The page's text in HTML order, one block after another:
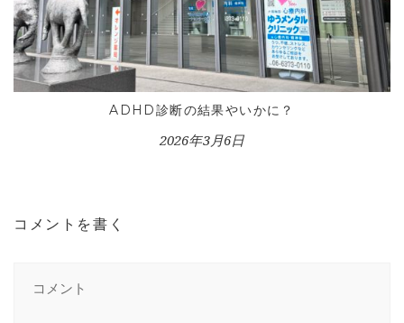
ADHD診断の結果やいかに？
2026年3月6日
コメントを書く